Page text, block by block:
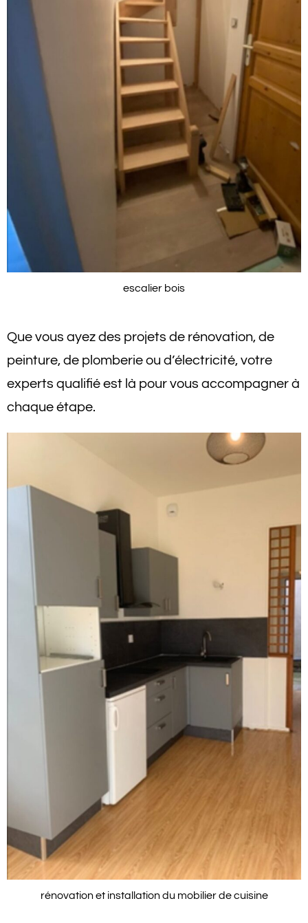
escalier bois
Que vous ayez des projets de rénovation, de
peinture, de plomberie ou d’électricité, votre
experts qualifié est là pour vous accompagner à
chaque étape.
rénovation et installation du mobilier de cuisine